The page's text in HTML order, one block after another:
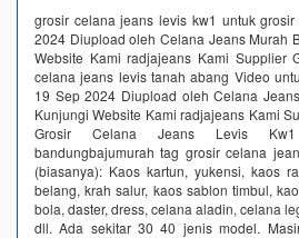
grosir celana jeans levis kw1 untuk
2024 Diupload oleh Celana Jeans Murah
Website Kami radjajeans Kami Supplier
celana jeans levis tanah abang Video
19 Sep 2024 Diupload oleh Celana
Kunjungi Website Kami radjajeans Kami
Grosir Celana Jeans Levis Kw1
bandungbajumurah tag grosir celana
(biasanya): Kaos kartun, yukensi, kaos
belang, krah salur, kaos sablon timbul,
bola, daster, dress, celana aladin, celana
dll. Ada sekitar 30 40 jenis model.